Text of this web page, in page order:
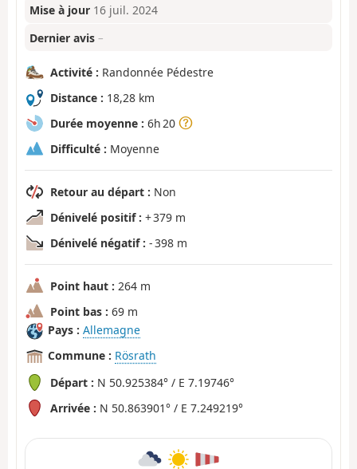
Mise à jour 16 juil. 2024
Dernier avis –
Activité : Randonnée Pédestre
Distance : 18,28 km
Durée moyenne : 6h 20
Difficulté : Moyenne
Retour au départ : Non
Dénivelé positif : + 379 m
Dénivelé négatif : - 398 m
Point haut : 264 m
Point bas : 69 m
Pays : Allemagne
Commune : Rösrath
Départ : N 50.925384° / E 7.19746°
Arrivée : N 50.863901° / E 7.249219°